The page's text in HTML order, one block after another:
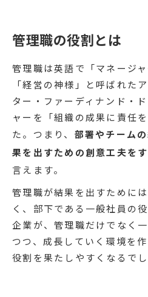
管理職の役割とは
管理職は英語で「マネージャ
「経営の神様」と呼ばれた
ター・ファーディナンド・
ャーを「組織の成果に責任
た。つまり、 部署やチーム
果を出すための創意工夫を
言えます。
管理職が結果を出すために
く、部下である一般社員の
企業が、管理職だけでなく
つつ、成長していく環境を
役割を果たしやすくなるでし